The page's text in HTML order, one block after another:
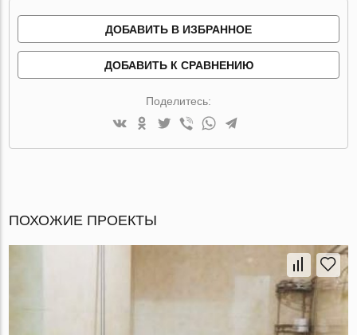
ДОБАВИТЬ В ИЗБРАННОЕ
ДОБАВИТЬ К СРАВНЕНИЮ
Поделитесь:
ПОХОЖИЕ ПРОЕКТЫ